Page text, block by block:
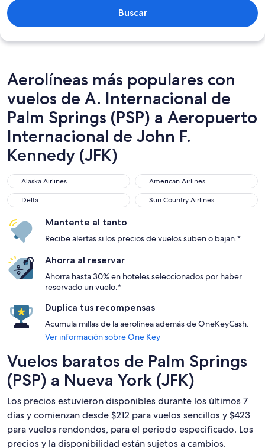
Buscar
Aerolíneas más populares con
vuelos de A. Internacional de
Palm Springs (PSP) a Aeropuerto
Internacional de John F.
Kennedy (JFK)
Alaska Airlines
Alaska Airlines American Airlines
American Airlines
Delta
Delta Sun Country Airlines
Sun Country Airlines
Mantente al tanto
Recibe alertas si los precios de vuelos suben o bajan.*
Ahorra al reservar
Ahorra hasta 30% en hoteles seleccionados por haber
reservado un vuelo.*
Duplica tus recompensas
Acumula millas de la aerolínea además de OneKeyCash.
Ver información sobre One Key
Vuelos baratos de Palm Springs
(PSP) a Nueva York (JFK)
Los precios estuvieron disponibles durante los últimos 7
días y comienzan desde $212 para vuelos sencillos y $423
para vuelos rendondos, para el periodo especificado. Los
precios y la disponibilidad están sujetos a cambios.